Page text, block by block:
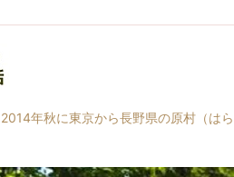
年秋に東京から長野県の原村（は